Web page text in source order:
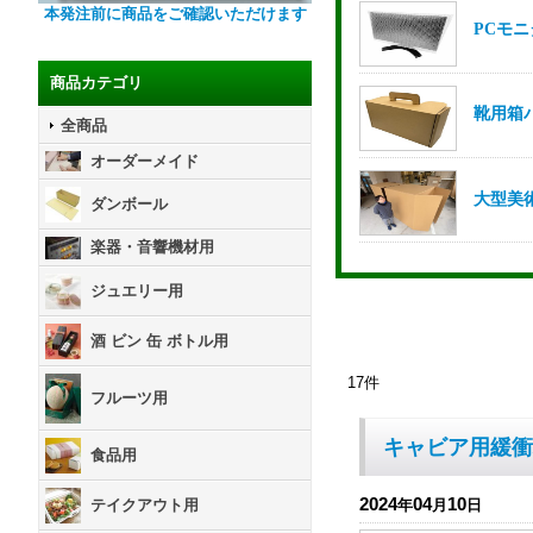
本発注前に商品をご確認いただけます
商品カテゴリ
全商品
オーダーメイド
ダンボール
楽器・音響機材用
ジュエリー用
酒 ビン 缶 ボトル用
フルーツ用
食品用
テイクアウト用
17件
キャビア用緩
2024年04月 10 日